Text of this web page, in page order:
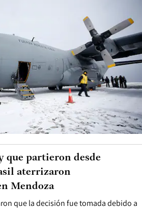
que la decisión fue tomada debido a
que partieron desde
aterrizaron
Mendoza